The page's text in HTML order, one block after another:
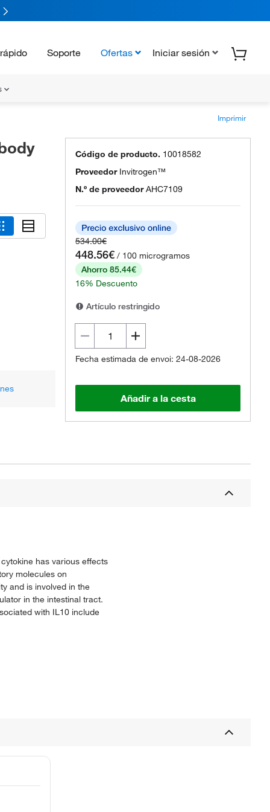
Soporte Ofertas Iniciar sesión
Imprimir
Código de producto. 10018582
Proveedor Invitrogen™
N.º de proveedor AHC7109
534.00€
448.56€ / 100 microgramos
Ahorro 85.44€
16% Descuento
Artículo restringido
Fecha estimada de envoi: 24-08-2026
Añadir a la cesta
has various effects
molecules on
and is involved in the
in the intestinal tract.
with IL10 include